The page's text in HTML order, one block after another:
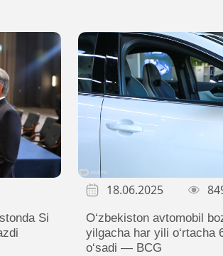
Si
18.06.2025
O‘zbekiston avtomobil
yilgacha har yili o‘rtacha
o‘sadi — BCG